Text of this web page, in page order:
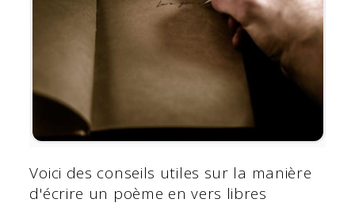
Voici des conseils utiles sur la manière
d'écrire un poème en vers libres